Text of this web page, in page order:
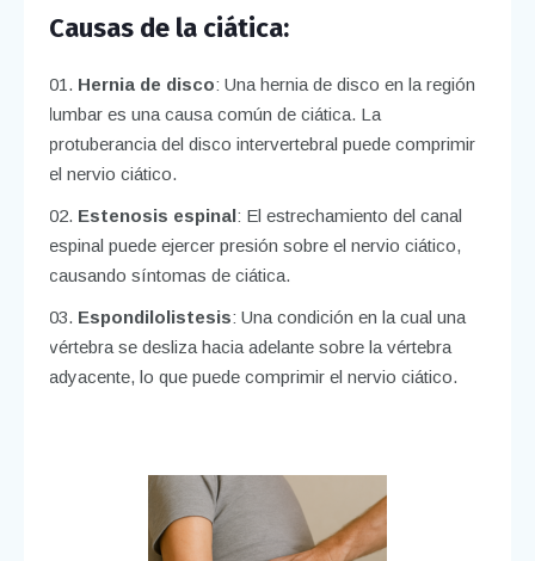
Causas de la ciática:
Hernia de disco: Una hernia de disco en la región
lumbar es una causa común de ciática. La
protuberancia del disco intervertebral puede comprimir
el nervio ciático.
Estenosis espinal: El estrechamiento del canal
espinal puede ejercer presión sobre el nervio ciático,
causando síntomas de ciática.
Espondilolistesis: Una condición en la cual una
vértebra se desliza hacia adelante sobre la vértebra
adyacente, lo que puede comprimir el nervio ciático.